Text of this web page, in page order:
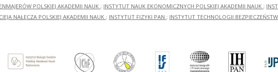
POLSKIEJ AKADEMII NAUK ; INSTYTUT NAUK EKONOMICZNYCH POLSKIEJ AKADEMII NAUK ;
NAŁĘCZA POLSKIEJ AKADEMII NAUK ; INSTYTUT FIZYKI PAN ; INSTYTUT TECHNOLOGII